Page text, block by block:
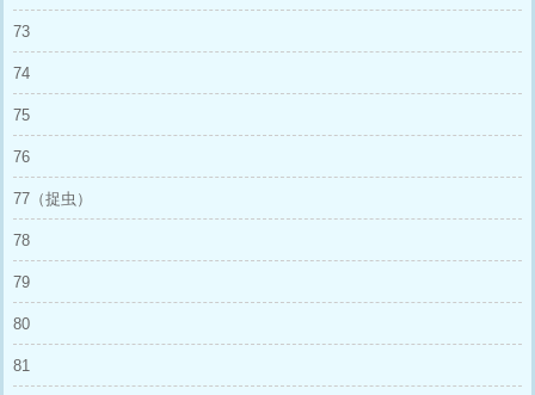
73
74
75
76
77（捉虫）
78
79
80
81